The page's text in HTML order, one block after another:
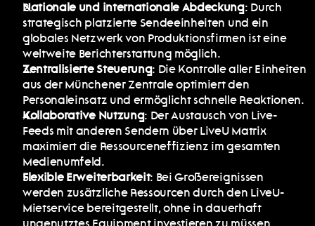
Nationale und internationale Abdeckung: Durch
strategisch platzierte Sendeeinheiten und ein
globales Netzwerk von Produktionsfirmen ist eine
weltweite Berichterstattung möglich.
Zentralisierte Steuerung: Die Kontrolle aller Einheiten
aus der Münchener Zentrale optimiert den
Personaleinsatz und ermöglicht schnelle Reaktionen.
Kollaborative Nutzung: Der Austausch von Live-
Feeds mit anderen Sendern über LiveU Matrix
maximiert die Ressourceneffizienz im gesamten
Medienumfeld.
Flexible Erweiterbarkeit: Bei Großereignissen
werden zusätzliche Ressourcen durch den LiveU-
Mietservice bereitgestellt, ohne in dauerhaft